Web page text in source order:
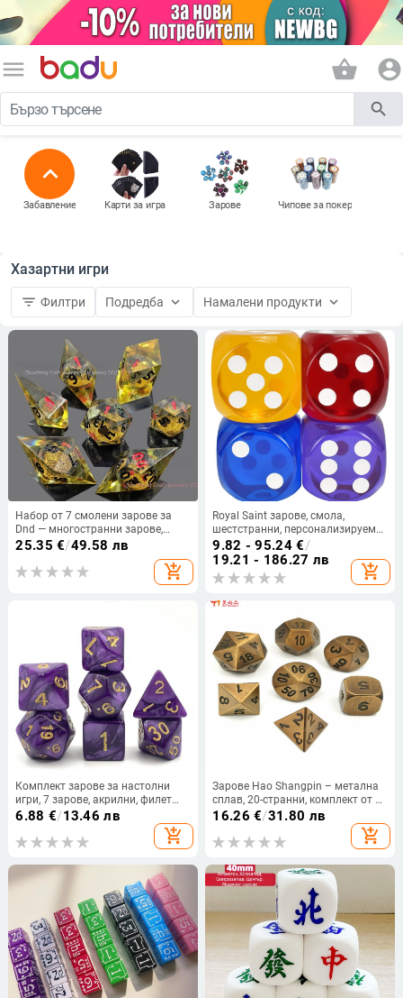
menu shopping_basket account_circle
search
expand_less
Забавление Карти за игра Зарове Чипове за покер
Хазартни игри
filter_list Филтри Подредба keyboard_arrow_down Намалени продукти keyboard_arrow_down
Набор от 7 смолени зарове за
Dnd — многостранни зарове,
персонализируеми, произход
25.35 €/49.58 лв
add_shopping_cart
Royal Saint зарове, смола,
шестстранни, персонализируеми;
пакет от 1000 зарове за шах и
игри с карти.
9.82 - 95.24€/
19.21 - 186.27 лв
add_shopping_cart
Комплект зарове за настолни
игри, 7 зарове, акрилни, филет
стил, многофасетни
6.88 €/13.46 лв
add_shopping_cart
Зарове Hao Shangpin – метална
сплав, 20-странни, комплект от 7
броя, възможност за
16.26 €/31.80 лв
add_shopping_cart